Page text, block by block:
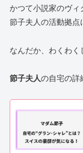
かつて小説家のヴィ
節子夫人の活動拠点
なんだか、わくわく
節子夫人の自宅の詳